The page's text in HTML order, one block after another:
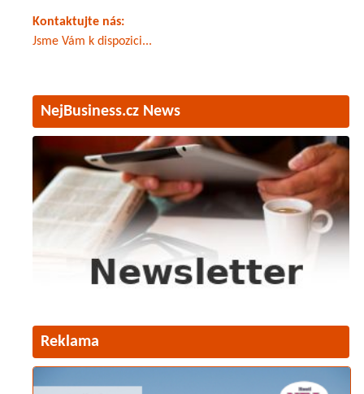
Kontaktujte nás:
Jsme Vám k dispozici...
NejBusiness.cz News
Reklama